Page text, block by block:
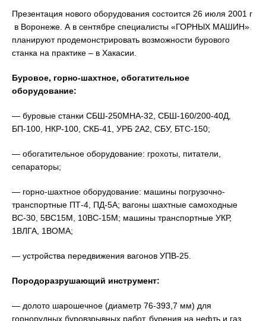
Презентация нового оборудования состоится 26 июля 2001 г
в Воронеже. А в сентябре специалисты «ГОРНЫХ МАШИН»
планируют продемонстрировать возможности бурового
станка на практике – в Хакасии.
Буровое, горно-шахтное, обогатительное
оборудование:
— буровые станки СБШ-250МНА-32, СБШ-160/200-40Д,
БП-100, НКР-100, СКБ-41, УРБ 2А2, СБУ, БТС-150;
— обогатительное оборудование: грохоты, питатели,
сепараторы;
— горно-шахтное оборудование: машины погрузочно-
транспортные ПТ-4, ПД-5А; вагоны шахтные самоходные
ВС-30, 5ВС15М, 10ВС-15М; машины транспортные УКР,
1ВЛГА, 1ВОМА;
— устройства передвижения вагонов УПВ-25.
Породоразрушающий инструмент:
— долото шарошечное (диаметр 76-393,7 мм) для
горнорудных буровзрывных работ, бурения на нефть и газ,